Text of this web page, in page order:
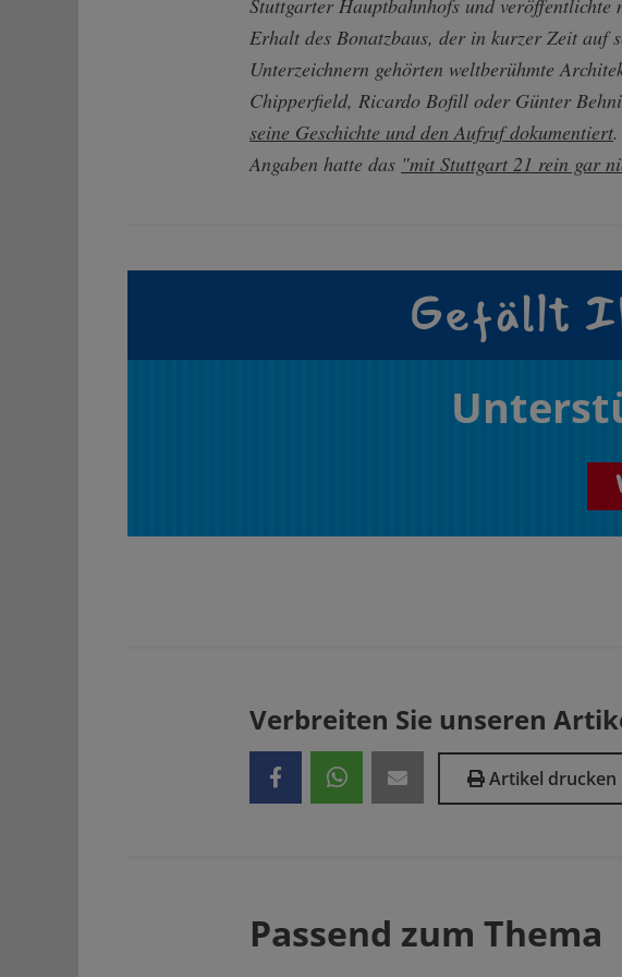
Stuttgarter Hauptbahnhofs und
Erhalt des Bonatzbaus, der in kurzer Zeit auf
Unterzeichnern gehörten weltberühmte
Chipperfield, Ricardo Bofill oder Günter
seine Geschichte und den Aufruf dokumentiert
Angaben hatte das "mit Stuttgart 21 rein gar
Gefällt
Verbreiten Sie unseren
Artikel drucken
Passend zum Thema